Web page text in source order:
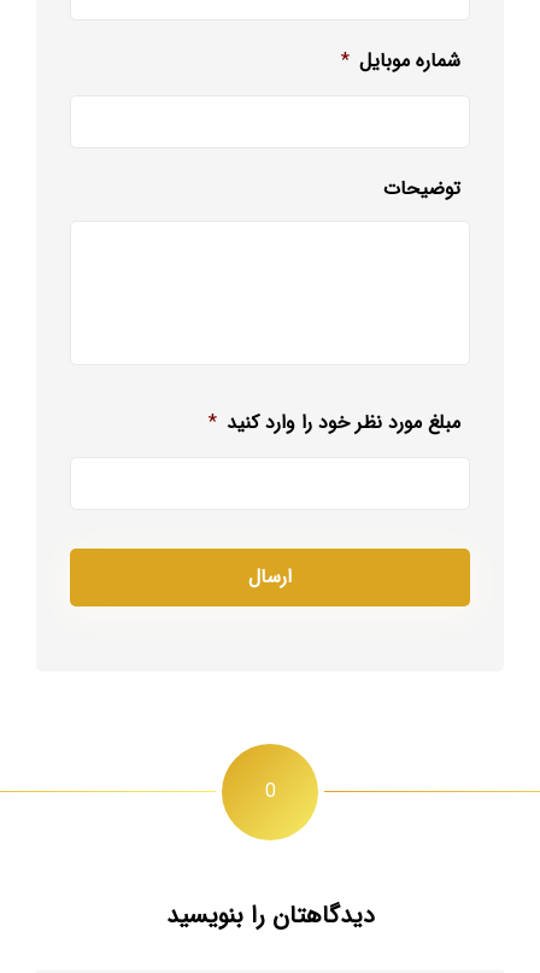
شماره موبایل *
توضیحات
مبلغ مورد نظر خود را وارد کنید *
0
دیدگاهتان را بنویسید